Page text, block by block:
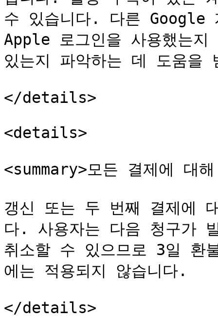
수 있습니다. 다른 Google
Apple 로그인을 사용했는
있는지 파악하는 데 도움을
</details>
<details>
<summary>모든 결제에 대
갱신 또는 두 번째 결제에
다. 사용자는 다음 청구가
취소할 수 있으므로 3일
에는 적용되지 않습니다.
</details>